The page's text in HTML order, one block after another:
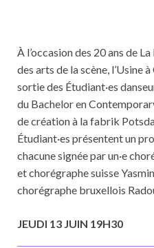
À l’occasion des 20 ans de
des arts de la scène, l’Usine
sortie des Étudiant·es
du Bachelor en
de création à la fabrik
Étudiant·es présentent un
chacune signée par un·e
et chorégraphe suisse
chorégraphe bruxellois
JEUDI 13 JUIN 19H30